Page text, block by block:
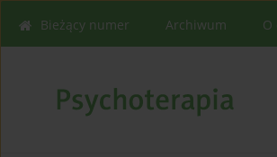
Bieżący numer Archiwum O